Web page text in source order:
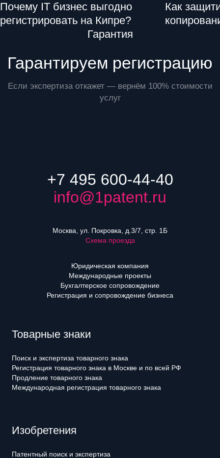
Почему IT бизнес выгодно
регистрировать на Кипре?
Как
Гарантия
Гарантируем регистрацию
Если экспертиза откажет — вернём 100% стоимости
услуг
+7 495 600-44-40
info@1patent.ru
Москва, ул. Покровка, д.3/7, стр. 1Б
Схема проезда
Юридическая компания
Международные проекты
Бухгалтерское сопровождение
Регистрация и сопровождение бизнеса
Товарные знаки
Поиск и экспертиза товарного знака
Регистрация товарного знака в Москве и по всей РФ
Продление товарного знака
Международная регистрация товарного знака
Изобретения
Патентный поиск и экспертиза